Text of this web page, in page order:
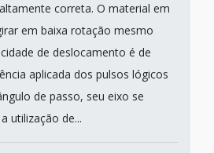
correta. O material em
em baixa rotação mesmo
de deslocamento é de
aplicada dos pulsos lógicos
de passo, seu eixo se
utilização de...